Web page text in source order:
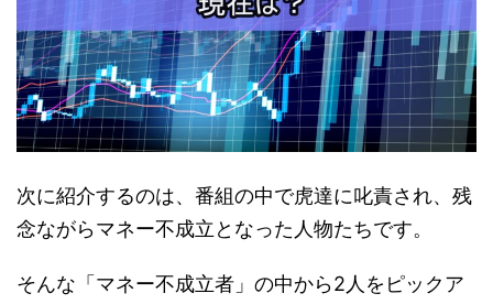
次に紹介するのは、番組の中で虎達に叱責され、残
念ながらマネー不成立となった人物たちです。
そんな「マネー不成立者」の中から2人をピックア